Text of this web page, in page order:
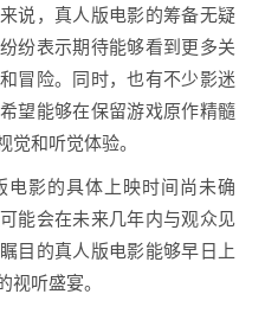
说，真人版电影的筹备无疑
纷表示期待能够看到更多关
冒险。同时，也有不少影迷
望能够在保留游戏原作精髓
和听觉体验。
电影的具体上映时间尚未确
能会在未来几年内与观众见
目的真人版电影能够早日上
听盛宴。